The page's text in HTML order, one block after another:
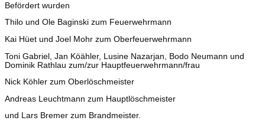
Befördert wurden
Thilo und Ole Baginski zum Feuerwehrmann
Kai Hüet und Joel Mohr zum Oberfeuerwehrmann
Toni Gabriel, Jan Köähler, Lusine Nazarjan, Bodo Neumann und
Dominik Rathlau zum/zur Hauptfeuerwehrmann/frau
Nick Köhler zum Oberlöschmeister
Andreas Leuchtmann zum Hauptlöschmeister
und Lars Bremer zum Brandmeister.